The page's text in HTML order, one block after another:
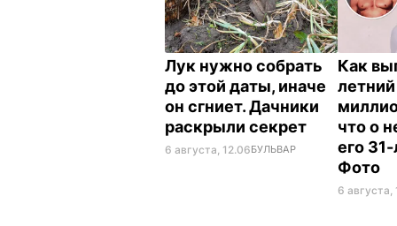
Лук нужно собрать
до этой даты, иначе
он сгниет. Дачники
раскрыли секрет
6 августа, 12.06БУЛЬВАР
Как
что о
его
Фото
6 августа,